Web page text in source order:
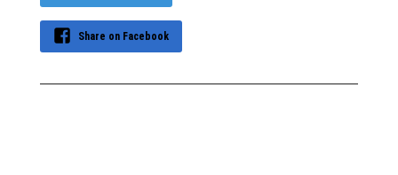
Share on Facebook